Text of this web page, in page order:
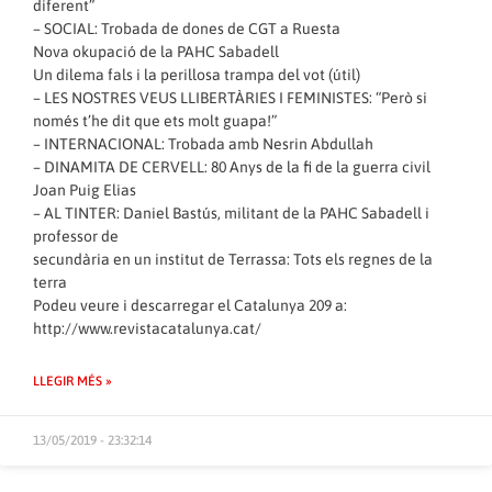
diferent”
– SOCIAL: Trobada de dones de CGT a Ruesta
Nova okupació de la PAHC Sabadell
Un dilema fals i la perillosa trampa del vot (útil)
– LES NOSTRES VEUS LLIBERTÀRIES I FEMINISTES: “Però si
només t’he dit que ets molt guapa!”
– INTERNACIONAL: Trobada amb Nesrin Abdullah
– DINAMITA DE CERVELL: 80 Anys de la fi de la guerra civil
Joan Puig Elias
– AL TINTER: Daniel Bastús, militant de la PAHC Sabadell i
professor de
secundària en un institut de Terrassa: Tots els regnes de la
terra
Podeu veure i descarregar el Catalunya 209 a:
http://www.revistacatalunya.cat/
LLEGIR MÉS »
13/05/2019 - 23:32:14